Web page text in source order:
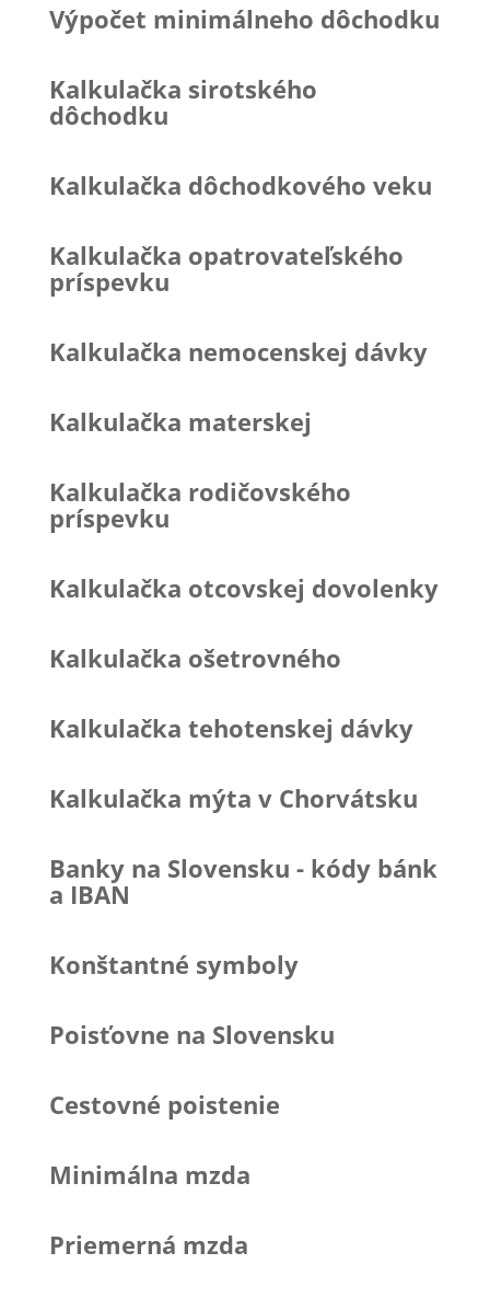
Výpočet minimálneho dôchodku
Kalkulačka sirotského
dôchodku
Kalkulačka dôchodkového veku
Kalkulačka opatrovateľského
príspevku
Kalkulačka nemocenskej dávky
Kalkulačka materskej
Kalkulačka rodičovského
príspevku
Kalkulačka otcovskej dovolenky
Kalkulačka ošetrovného
Kalkulačka tehotenskej dávky
Kalkulačka mýta v Chorvátsku
Banky na Slovensku - kódy bánk
a IBAN
Konštantné symboly
Poisťovne na Slovensku
Cestovné poistenie
Minimálna mzda
Priemerná mzda